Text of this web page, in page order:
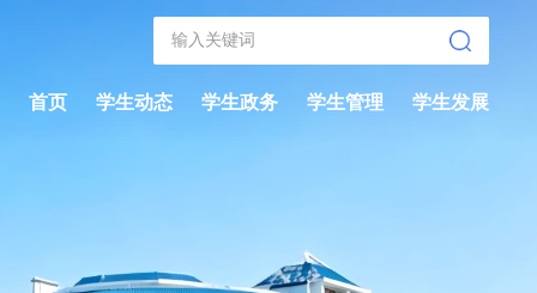
首页 学生动态 学生政务 学生管理 学生发展